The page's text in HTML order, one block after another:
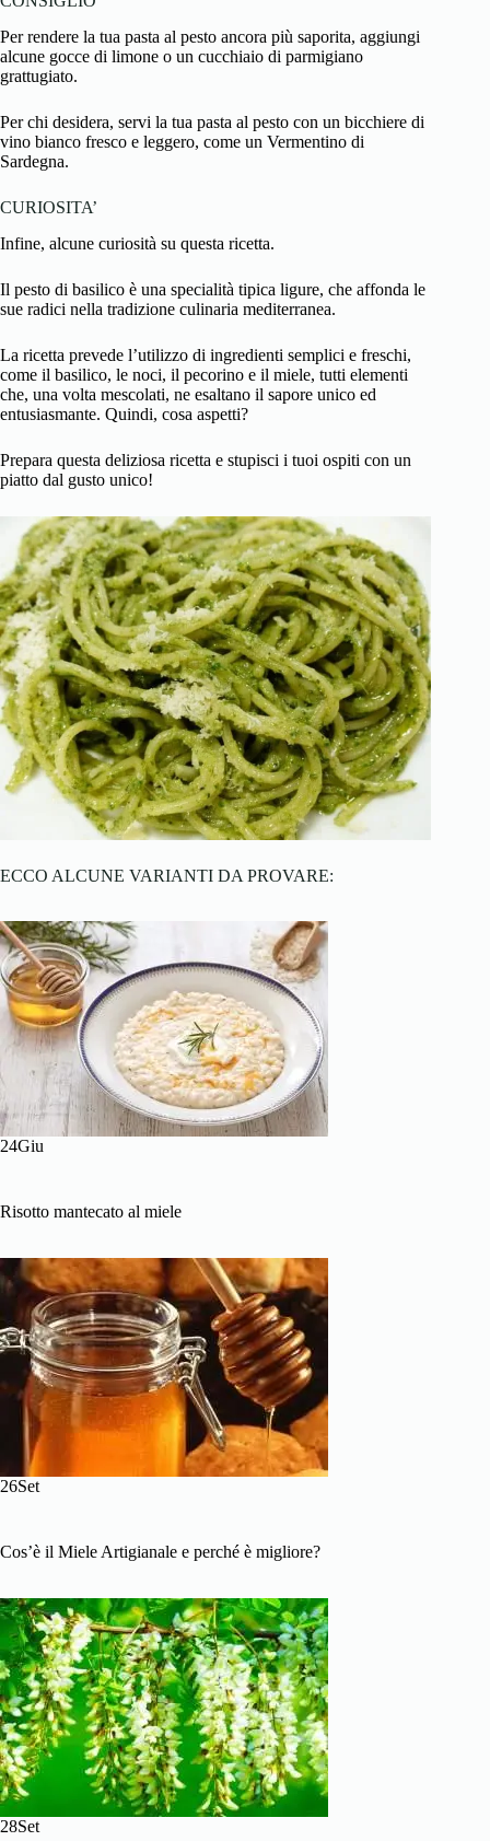
Per rendere la tua pasta al pesto ancora più saporita, aggiungi
alcune gocce di limone o un cucchiaio di parmigiano
grattugiato.
Per chi desidera, servi la tua pasta al pesto con un bicchiere di
vino bianco fresco e leggero, come un Vermentino di
Sardegna.
CURIOSITA’
Infine, alcune curiosità su questa ricetta.
Il pesto di basilico è una specialità tipica ligure, che affonda le
sue radici nella tradizione culinaria mediterranea.
La ricetta prevede l’utilizzo di ingredienti semplici e freschi,
come il basilico, le noci, il pecorino e il miele, tutti elementi
che, una volta mescolati, ne esaltano il sapore unico ed
entusiasmante. Quindi, cosa aspetti?
Prepara questa deliziosa ricetta e stupisci i tuoi ospiti con un
piatto dal gusto unico!
ECCO ALCUNE VARIANTI DA PROVARE:
24Giu
Risotto mantecato al miele
26Set
Cos’è il Miele Artigianale e perché è migliore?
28Set